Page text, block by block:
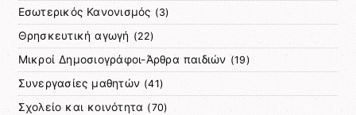
Εσωτερικός Κανονισμός (3)
Θρησκευτική αγωγή (22)
Μικροί Δημοσιογράφοι-Άρθρα παιδιών (19)
Συνεργασίες μαθητών (41)
Σχολείο και κοινότητα (70)